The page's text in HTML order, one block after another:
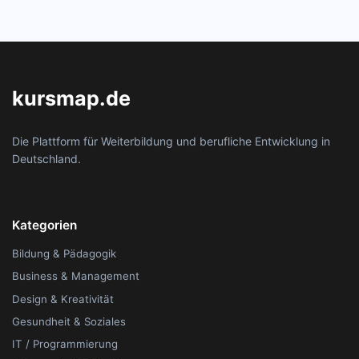
kursmap.de
Die Plattform für Weiterbildung und berufliche Entwicklung in
Deutschland.
Kategorien
Bildung & Pädagogik
Business & Management
Design & Kreativität
Gesundheit & Soziales
IT / Programmierung